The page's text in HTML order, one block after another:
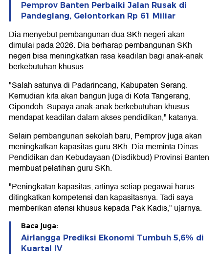
Pemprov Banten Perbaiki Jalan Rusak di
Pandeglang, Gelontorkan Rp 61 Miliar
Dia menyebut pembangunan dua SKh negeri akan
dimulai pada 2026. Dia berharap pembangunan SKh
negeri bisa meningkatkan rasa keadilan bagi anak-anak
berkebutuhan khusus.
"Salah satunya di Padarincang, Kabupaten Serang.
Kemudian kita akan bangun juga di Kota Tangerang,
Cipondoh. Supaya anak-anak berkebutuhan khusus
mendapat keadilan dalam akses pendidikan," katanya.
Selain pembangunan sekolah baru, Pemprov juga akan
meningkatkan kapasitas guru SKh. Dia meminta Dinas
Pendidikan dan Kebudayaan (Disdikbud) Provinsi Banten
membuat pelatihan guru SKh.
"Peningkatan kapasitas, artinya setiap pegawai harus
ditingkatkan kompetensi dan kapasitasnya. Tadi saya
memberikan atensi khusus kepada Pak Kadis," ujarnya.
Baca juga:
Airlangga Prediksi Ekonomi Tumbuh 5,6% di
Kuartal IV